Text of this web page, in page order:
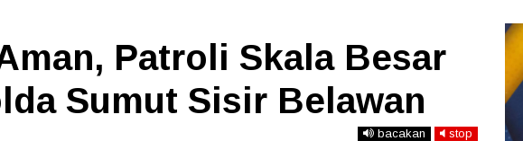
Patroli Skala Besar
Sumut Sisir Belawan
bacakan stop